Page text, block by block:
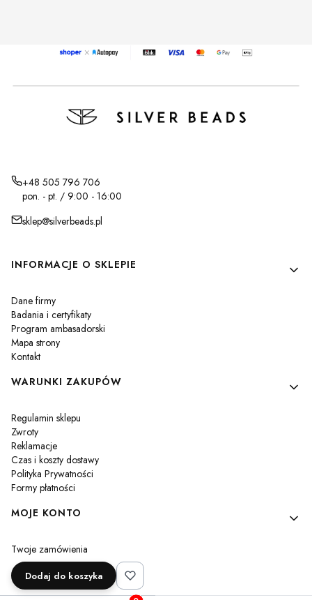
+48 505 796 706
pon. - pt. / 9:00 - 16:00
sklep@silverbeads.pl
Linki w stopce
INFORMACJE O SKLEPIE
Dane firmy
Badania i certyfikaty
Program ambasadorski
Mapa strony
Kontakt
WARUNKI ZAKUPÓW
Regulamin sklepu
Zwroty
Reklamacje
Czas i koszty dostawy
Polityka Prywatności
Formy płatności
MOJE KONTO
Twoje zamówienia
Ustawienia konta
Przechowalnia
Dodaj do koszyka